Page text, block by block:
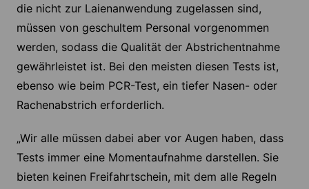
die nicht zur Laienanwendung zugelassen sind,
müssen von geschultem Personal vorgenommen
werden, sodass die Qualität der Abstrichentnahme
gewährleistet ist. Bei den meisten diesen Tests ist,
ebenso wie beim PCR-Test, ein tiefer Nasen- oder
Rachenabstrich erforderlich.
„Wir alle müssen dabei aber vor Augen haben, dass
Tests immer eine Momentaufnahme darstellen. Sie
bieten keinen Freifahrtschein, mit dem alle Regeln